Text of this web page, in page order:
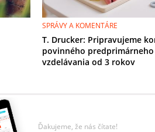
SPRÁVY A KOMENTÁRE
T. Drucker: Pripravujeme
povinného predprimárneho
vzdelávania od 3 rokov
Ďakujeme, že nás čítate!